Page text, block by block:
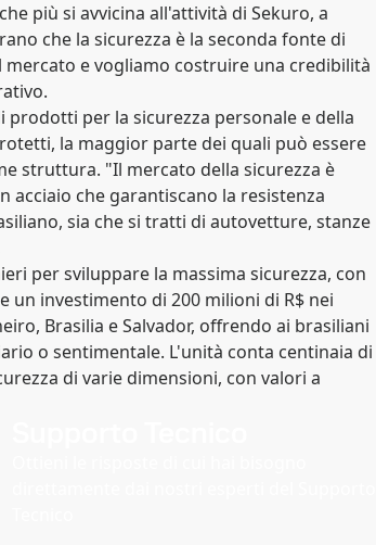
più si avvicina all'attività di Sekuro, a
che la sicurezza è la seconda fonte di
e vogliamo costruire una credibilità
per la sicurezza personale e della
la maggior parte dei quali può essere
struttura. "Il mercato della sicurezza è
acciaio che garantiscano la resistenza
sia che si tratti di autovetture, stanze
per sviluppare la massima sicurezza, con
un investimento di 200 milioni di R$ nei
Brasilia e Salvador, offrendo ai brasiliani
o sentimentale. L'unità conta centinaia di
di varie dimensioni, con valori a